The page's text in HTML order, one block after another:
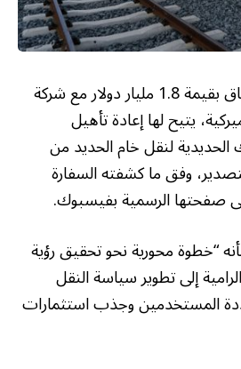
أعلنت ليبيريا توقيع اتفاق بقيمة 1.8 مليار دولار مع شركة
يتيح لها إعادة تأهيل
لنقل خام الحديد من
وفق ما كشفته السفارة
صفحتها الرسمية بفيسبوك.
“خطوة محورية نحو تحقيق رؤية
إلى تطوير سياسة النقل
المستخدمين وجذب استثمارات